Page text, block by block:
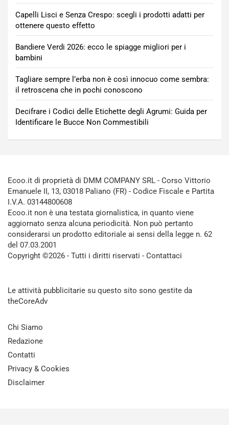
Capelli Lisci e Senza Crespo: scegli i prodotti adatti per
ottenere questo effetto
Bandiere Verdi 2026: ecco le spiagge migliori per i
bambini
Tagliare sempre l’erba non è così innocuo come sembra:
il retroscena che in pochi conoscono
Decifrare i Codici delle Etichette degli Agrumi: Guida per
Identificare le Bucce Non Commestibili
Ecoo.it di proprietà di DMM COMPANY SRL - Corso Vittorio
Emanuele II, 13, 03018 Paliano (FR) - Codice Fiscale e Partita
I.V.A. 03144800608
Ecoo.it non è una testata giornalistica, in quanto viene
aggiornato senza alcuna periodicità. Non può pertanto
considerarsi un prodotto editoriale ai sensi della legge n. 62
del 07.03.2001
Copyright ©2026 - Tutti i diritti riservati - Contattaci
Le attività pubblicitarie su questo sito sono gestite da
theCoreAdv
Chi Siamo
Redazione
Contatti
Privacy & Cookies
Disclaimer